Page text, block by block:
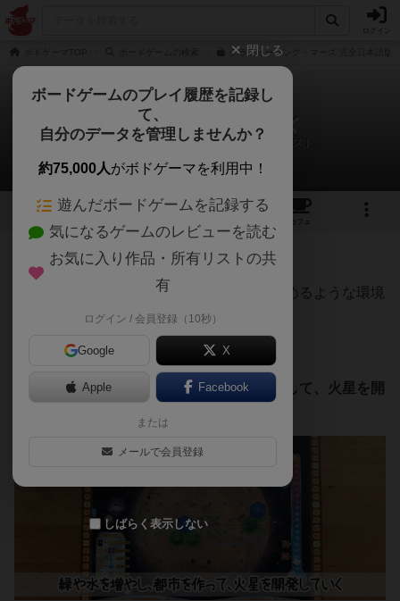
テラフォーミング・マーズ 完全日本語版
テラフォーミングマーズ
はとまめ＠ぼくとボドゲさんのルール/インスト
92 7 102
カフェ
1542名 0名 0 7年弱前
テラフォーミングマーズは「火星を人が住めるような環境
に変えよう」というゲームです。
下のように、「緑」「水」「都市」を増やして、火星を開
閉じる
ボードゲームのプレイ履歴を記録し
て、
自分のデータを管理しませんか？
約75,000人がボドゲーマを利用中！
遊んだボードゲームを記録する
気になるゲームのレビューを読む
お気に入り作品・所有リストの共
有
ログイン / 会員登録（10秒）
Google X
Apple Facebook
または
メールで会員登録
しばらく表示しない